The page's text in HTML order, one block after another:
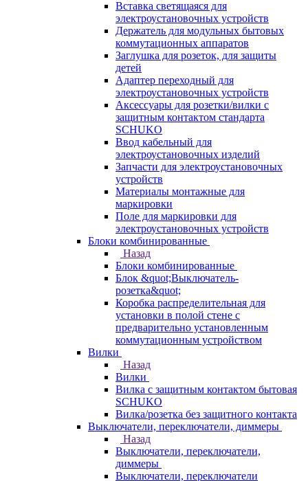
Вставка светящаяся для
электроустановочных устройств
Держатель для модульных бытовых
коммутационных аппаратов
Заглушка для розеток, для защиты
детей
Адаптер переходный для
электроустановочных устройств
Аксессуары для розетки/вилки с
защитным контактом стандарта
SCHUKO
Ввод кабельный для
электроустановочных изделий
Запчасти для электроустановочных
устройств
Материалы монтажные для
маркировки
Поле для маркировки для
электроустановочных устройств
Блоки комбинированные
Назад
Блоки комбинированные
Блок &quot;Выключатель-
розетка&quot;
Коробка распределительная для
установки в полой стене с
предварительно установленным
коммутационным устройством
Вилки
Назад
Вилки
Вилка с защитным контактом бытовая
SCHUKO
Вилка/розетка без защитного контакта
Выключатели, переключатели, диммеры
Назад
Выключатели, переключатели,
диммеры
Выключатели, переключатели